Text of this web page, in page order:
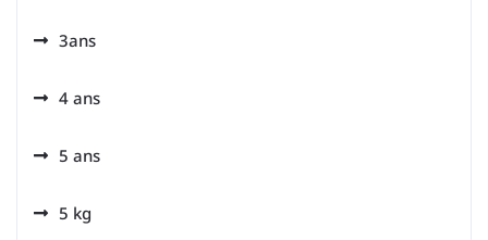
3ans
4 ans
5 ans
5 kg